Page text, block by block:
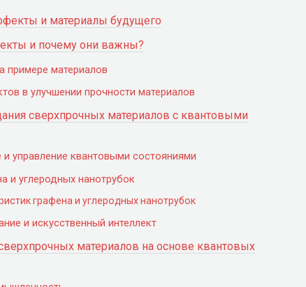
и материалы будущего
и почему они важны?
примере материалов
в улучшении прочности материалов
сверхпрочных материалов с квантовыми
и управление квантовыми состояниями
и углеродных нанотрубок
графена и углеродных нанотрубок
и искусственный интеллект
материалов на основе квантовых